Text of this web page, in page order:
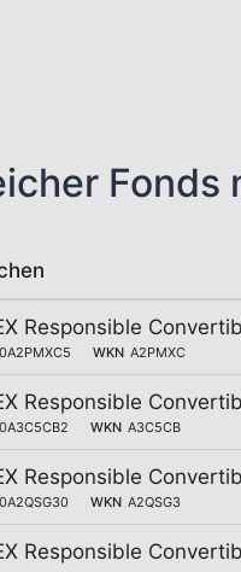
Fonds
Responsible
WKN A2PMXC
Responsible
WKN A3C5CB
Responsible
WKN A2QSG3
Responsible